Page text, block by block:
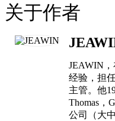
关于作者
JEAWIN
经验，担
主管。他
Thomas，
公司（大